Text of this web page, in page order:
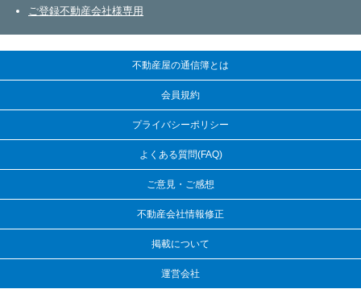
ご登録不動産会社様専用
不動産屋の通信簿とは
会員規約
プライバシーポリシー
よくある質問(FAQ)
ご意見・ご感想
不動産会社情報修正
掲載について
運営会社